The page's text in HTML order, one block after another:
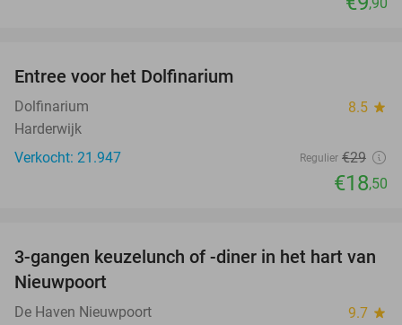
Entree voor het Dolfinarium
Dolfinarium 8.5 star
Harderwijk
Verkocht: 21.947
Regulier €29
€18,50
35%
3-gangen keuzelunch of -diner in het hart van
Nieuwpoort
De Haven Nieuwpoort 9.7 star